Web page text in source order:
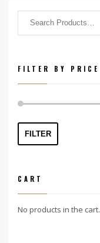
FILTER BY PRICE
FILTER
CART
No products in the cart.